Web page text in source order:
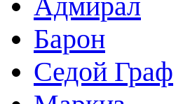
Барон
Седой Граф